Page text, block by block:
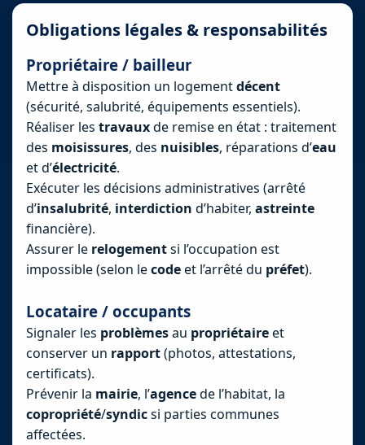
Obligations légales & responsabilités
Propriétaire / bailleur
Mettre à disposition un logementdécent
(sécurité, salubrité, équipements essentiels).
Réaliser les travauxde remise en état : traitement
des moisissures, des nuisibles, réparations d’eau
et d’électricité.
Exécuter les décisions administratives (arrêté
d’insalubrité, interdiction d’habiter, astreinte
financière).
Assurer le relogementsi l’occupation est
impossible (selon lecodeet l’arrêté du préfet).
Locataire / occupants
Signaler les problèmesau propriétaireet
conserver un rapport(photos, attestations,
certificats).
Prévenir la mairie, l’agencede l’habitat, la
copropriété/syndicsi parties communes
affectées.